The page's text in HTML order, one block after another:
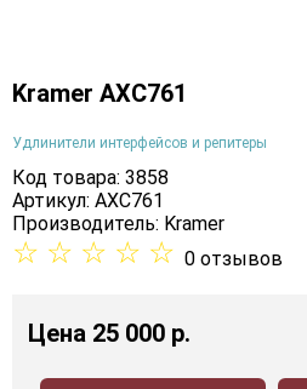
Kramer AXC761
Удлинители интерфейсов и репитеры
Код товара: 3858
Артикул: AXC761
Производитель: Kramer
☆ ☆ ☆ ☆ ☆ 0 отзывов
Цена 25 000 p.